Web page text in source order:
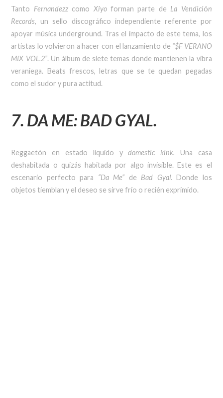
Tanto Fernandezz como Xiyoforman parte de La Vendición
Records, un sello discográfico independiente referente por
apoyar música underground. Tras el impacto de este tema, los
artistas lo volvieron a hacer con el lanzamiento de “$F VERANO
MIX VOL.2”. Un álbum de siete temas donde mantienen la vibra
veraniega. Beats frescos, letras que se te quedan pegadas
como el sudor y pura actitud.
7. DA ME: BAD GYAL.
Reggaetón en estado líquido ydomestic kink. Una casa
deshabitada o quizás habitada por algo invisible. Este es el
escenario perfecto para “Da Me” de Bad Gyal. Donde los
objetos tiemblan y el deseo se sirve frío o recién exprimido.